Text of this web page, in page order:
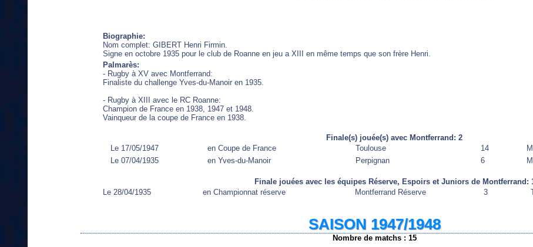
Biographie:
Nom complet: GIBERT Henri Firmin.
Signe en octobre 1935 pour le club de Roanne en jeu a XIII en même temps que son frère Henri.
Palmarès:
- Rugby à XV avec Montferrand:
Finaliste du challenge Yves-du-Manoir en 1935.
- Rugby à XIII avec le RC Roanne:
Champion de France en 1938, 1947 et 1948.
Vainqueur de la coupe de France en 1938.
Finale(s) jouée(s) avec Montferrand: 2
Le 17/05/1947
en Coupe de France Toulouse 14
Le 07/04/1935
en Yves-du-Manoir Perpignan 6
Finale jouées avec les équipes Réserve, Espoirs et Juniors de Montferrand:
Le 28/04/1935
en Championnat réserve Montferrand Réserve 3
SAISON 1947/1948
Nombre de matchs : 15